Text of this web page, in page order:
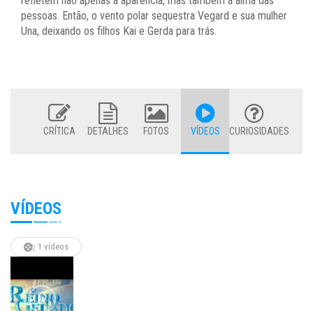
pessoas. Então, o vento polar sequestra Vegard e sua mulher
Una, deixando os filhos Kai e Gerda para trás.
CRÍTICA DETALHES FOTOS VÍDEOS CURIOSIDADES
VÍDEOS
1 vídeos